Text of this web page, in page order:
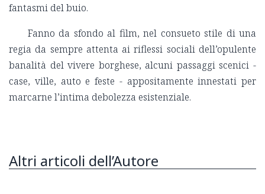
fantasmi del buio.
Fanno da sfondo al film, nel consueto stile di una
regia da sempre attenta ai riflessi sociali dell’opulente
banalità del vivere borghese, alcuni passaggi scenici -
case, ville, auto e feste - appositamente innestati per
marcarne l’intima debolezza esistenziale.
Altri articoli dell’Autore